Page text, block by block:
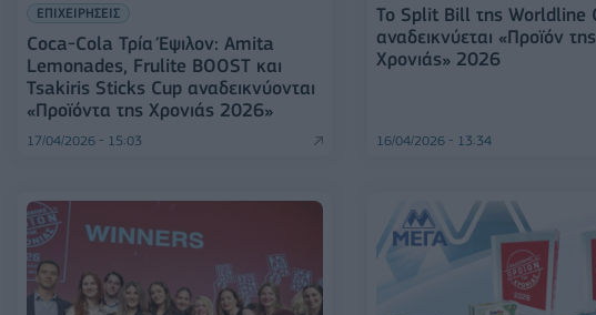
ΕΠΙΧΕΙΡΗΣΕΙΣ
Coca-Cola Τρία Έψιλον: Amita
Lemonades, Frulite BOOST και
Tsakiris Sticks Cup αναδεικνύονται
«Προϊόντα της Χρονιάς 2026»
17/04/2026 - 15:03
Το Split Bill της Worldline
αναδεικνύεται «Προϊόν της
Χρονιάς» 2026
16/04/2026 - 13:34